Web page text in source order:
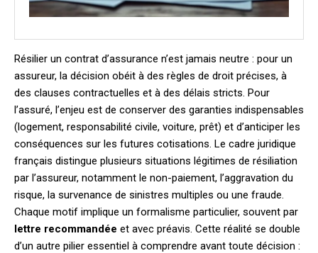
Résilier un contrat d’assurance n’est jamais neutre : pour un
assureur, la décision obéit à des règles de droit précises, à
des clauses contractuelles et à des délais stricts. Pour
l’assuré, l’enjeu est de conserver des garanties indispensables
(logement, responsabilité civile, voiture, prêt) et d’anticiper les
conséquences sur les futures cotisations. Le cadre juridique
français distingue plusieurs situations légitimes de résiliation
par l’assureur, notamment le non-paiement, l’aggravation du
risque, la survenance de sinistres multiples ou une fraude.
Chaque motif implique un formalisme particulier, souvent par
lettre recommandée et avec préavis. Cette réalité se double
d’un autre pilier essentiel à comprendre avant toute décision :